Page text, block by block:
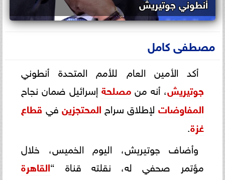
مصطفى كامل
أكد الأمين العام للأمم المتحدة أنطوني
جوتيريش، أنه من مصلحة إسرائيل ضمان نجاح
المفاوضات لإطلاق سراح المحتجزين في قطاع
غزة
وأضاف جوتيريش، اليوم الخميس، خلال
مؤتمر صحفي له، نقلته قناة “القاهرة